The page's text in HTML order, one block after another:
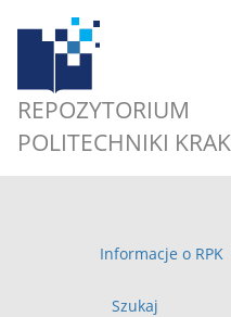
REPOZYTORIUM
POLITECHNIKI
Informacje o RPK
Szukaj